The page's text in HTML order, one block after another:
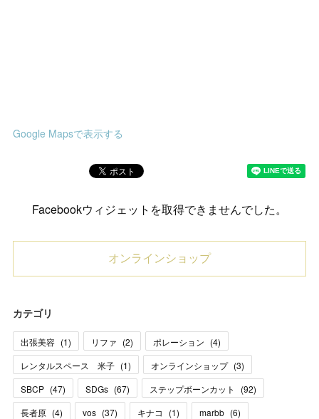
Google Mapsで表示する
Facebookウィジェットを取得できませんでした。
オンラインショップ
カテゴリ
出張美容 (1) リファ (2) ポレーション (4)
レンタルスペース 米子 (1) オンラインショップ (3)
SBCP (47) SDGs (67) ステップボーンカット (92)
長者原 (4) vos (37) キナコ (1) marbb (6)